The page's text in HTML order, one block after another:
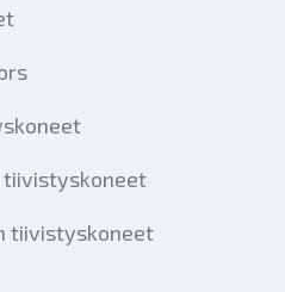
tiivistyskoneet